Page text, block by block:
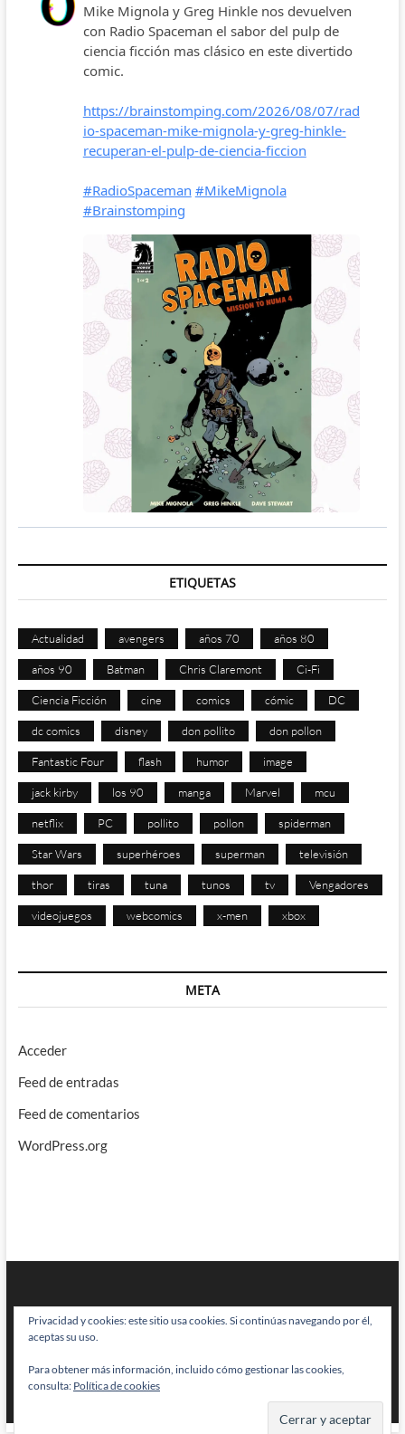
ETIQUETAS
Actualidad avengers años 70 años 80
años 90 Batman Chris Claremont Ci-Fi
Ciencia Ficción cine comics cómic DC
dc comics disney don pollito don pollon
Fantastic Four flash humor image
jack kirby los 90 manga Marvel mcu
netflix PC pollito pollon spiderman
Star Wars superhéroes superman televisión
thor tiras tuna tunos tv Vengadores
videojuegos webcomics x-men xbox
META
Acceder
Feed de entradas
Feed de comentarios
WordPress.org
BRAINSTOMPING| Diseñado por:Theme Freesia|WordPress| © Todos
los derechos reservados
Privacidad y cookies: este sitio usa cookies. Si continúas navegando por él,
aceptas su uso.
Para obtener más información, incluido cómo gestionar las cookies,
consulta: Política de cookies